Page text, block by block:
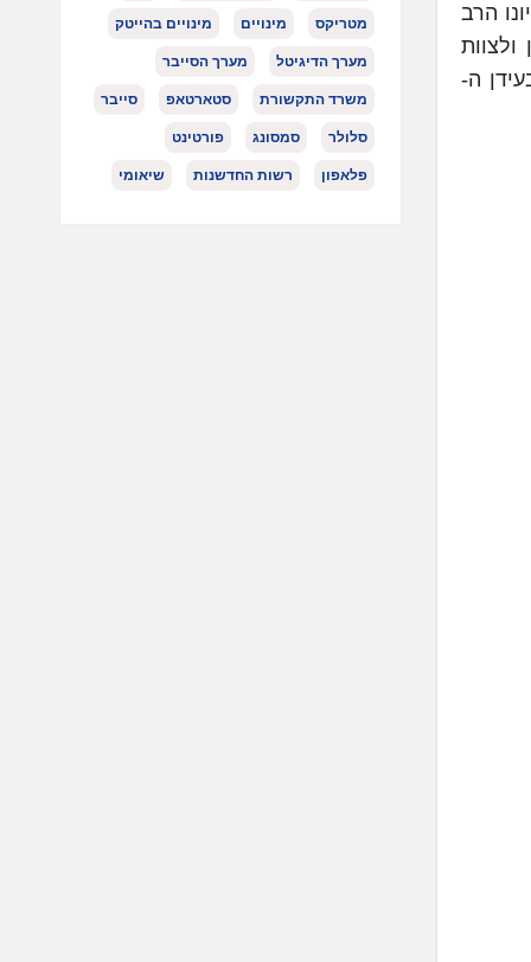
הרב
ה-
מטריקס מינויים מינויים בהייטק
מערך הדיגיטל מערך הסייבר
משרד התקשורת סטארטאפ סייבר
סלולר סמסונג פורטינט
פלאפון רשות החדשנות שיאומי